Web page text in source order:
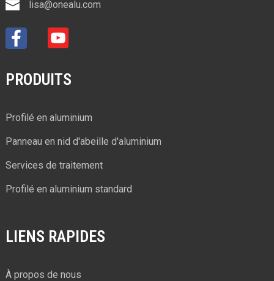
lisa@onealu.com
PRODUITS
Profilé en aluminium
Panneau en nid d'abeille d'aluminium
Services de traitement
Profilé en aluminium standard
LIENS RAPIDES
À propos de nous